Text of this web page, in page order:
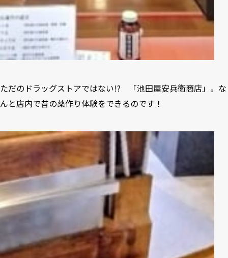
ただのドラッグストアではない!? 「池田屋安兵衛商店」。な
んと店内で昔の薬作り体験をできるのです！